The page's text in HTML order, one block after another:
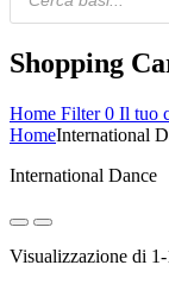
Shopping
Home Filter 0 Il tuo
HomeInternational
International Dance
Visualizzazione di